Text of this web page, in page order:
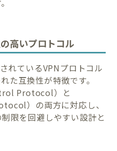
高いプロトコル
れているVPNプロトコル
た互換性が特徴です。
Protocol）と
）の両方に対応し、
限を回避しやすい設計と